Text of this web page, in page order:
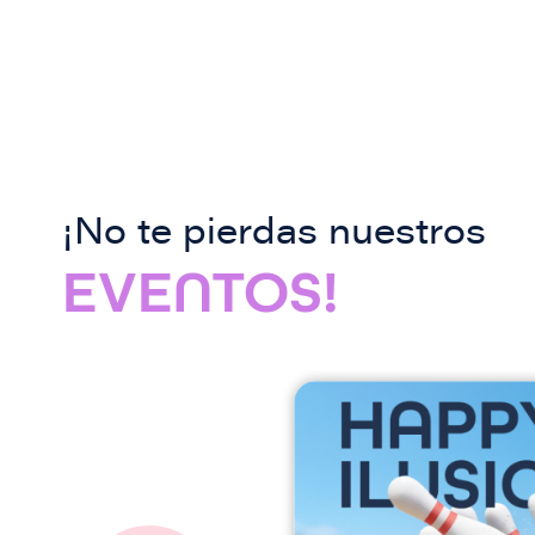
¡No te pierdas nuestros
EVENTOS!
I
g